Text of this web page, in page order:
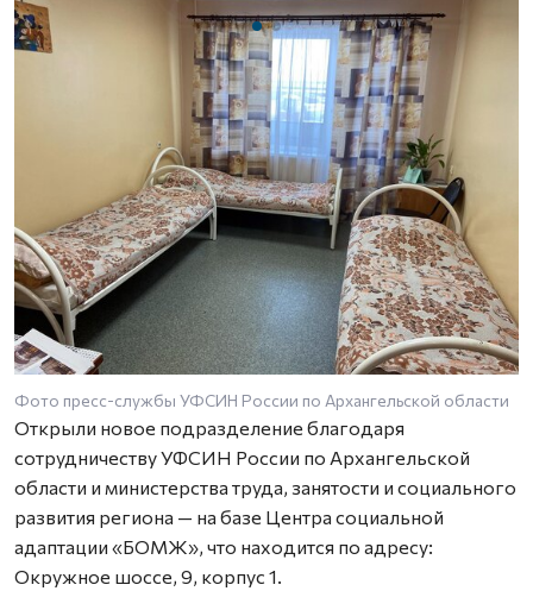
Фото пресс-службы УФСИН России по Архангельской области
Открыли новое подразделение благодаря
сотрудничеству УФСИН России по Архангельской
области и министерства труда, занятости и социального
развития региона — на базе Центра социальной
адаптации «БОМЖ», что находится по адресу:
Окружное шоссе, 9, корпус 1.